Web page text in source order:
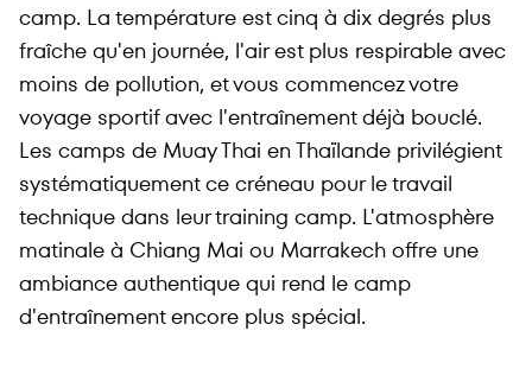
camp. La température est cinq à dix degrés plus
fraîche qu'en journée, l'air est plus respirable avec
moins de pollution, et vous commencez votre
voyage sportif avec l'entraînement déjà bouclé.
Les camps de Muay Thai en Thaïlande privilégient
systématiquement ce créneau pour le travail
technique dans leur training camp. L'atmosphère
matinale à Chiang Mai ou Marrakech offre une
ambiance authentique qui rend le camp
d'entraînement encore plus spécial.